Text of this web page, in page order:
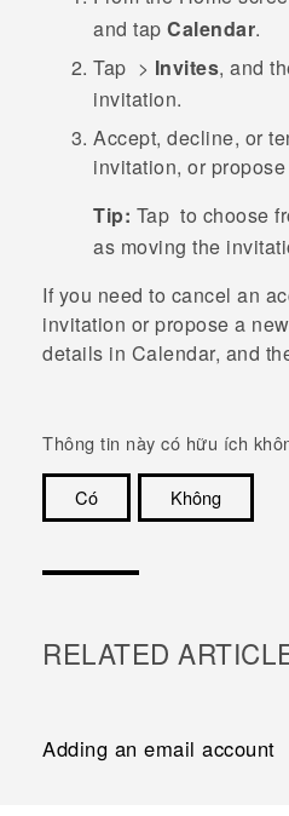
and tap Calendar.
Tap > Invites, and
invitation.
Accept, decline, or
invitation, or
Tip: Tap to choose
as moving the
If you need to cancel an
invitation or propose a
details in Calendar, and
Thông tin này có hữu ích
Có
Không
RELATED
Adding an email account